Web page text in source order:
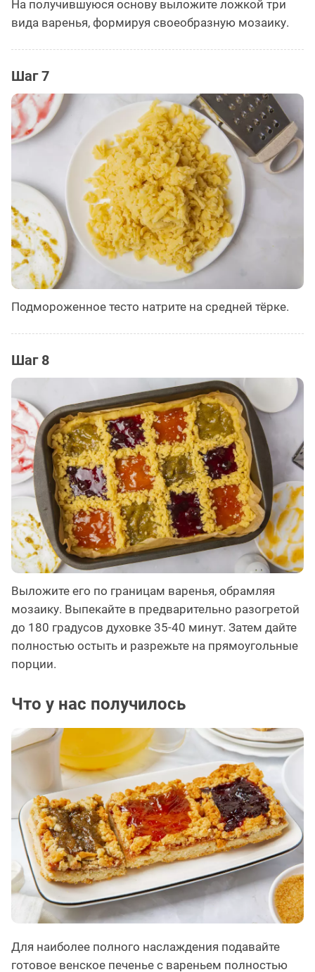
На получившуюся основу выложите ложкой три
вида варенья, формируя своеобразную мозаику.
Шаг 7
Подмороженное тесто натрите на средней тёрке.
Шаг 8
Выложите его по границам варенья, обрамляя
мозаику. Выпекайте в предварительно разогретой
до 180 градусов духовке 35-40 минут. Затем дайте
полностью остыть и разрежьте на прямоугольные
порции.
Что у нас получилось
Для наиболее полного наслаждения подавайте
готовое венское печенье с вареньем полностью